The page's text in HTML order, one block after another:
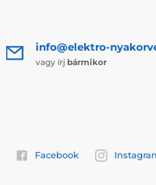
info@elektro-
vagy írj bármikor
Facebook